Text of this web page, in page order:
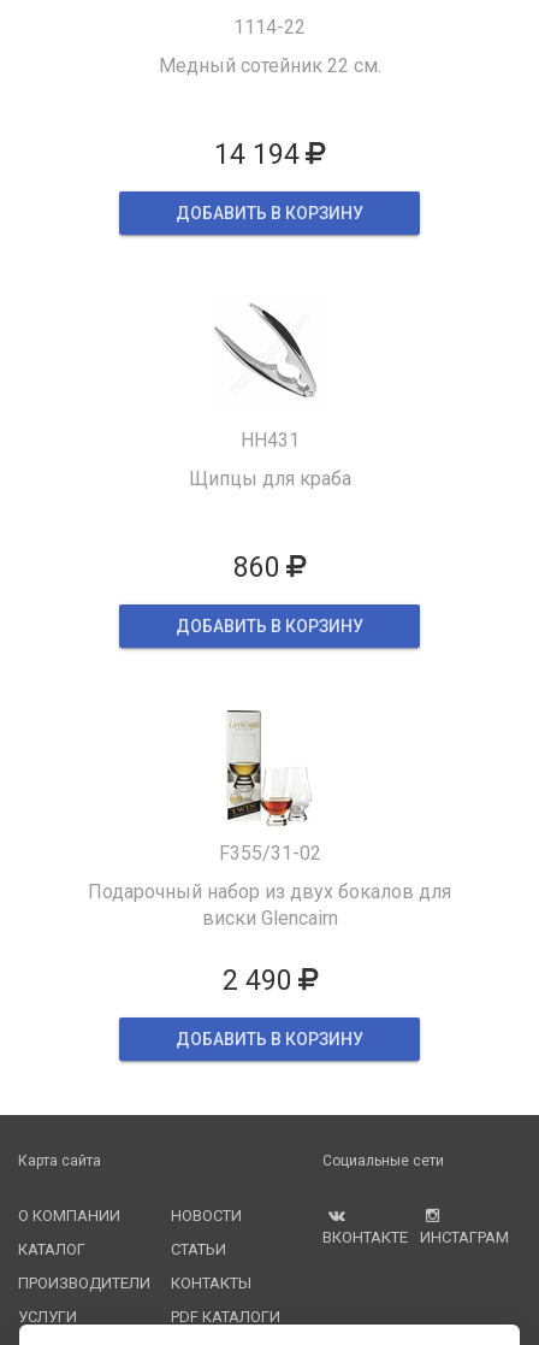
1114-22
Медный сотейник 22 см.
14 194
ДОБАВИТЬ В КОРЗИНУ
HH431
Щипцы для краба
860
ДОБАВИТЬ В КОРЗИНУ
F355/31-02
Подарочный набор из двух бокалов для
виски Glencairn
2 490
ДОБАВИТЬ В КОРЗИНУ
Карта сайта
О КОМПАНИИ
КАТАЛОГ
ПРОИЗВОДИТЕЛИ
УСЛУГИ
НОВОСТИ
СТАТЬИ
КОНТАКТЫ
PDF КАТАЛОГИ
Социальные сети
ВКОНТАКТЕ ИНСТАГРАМ